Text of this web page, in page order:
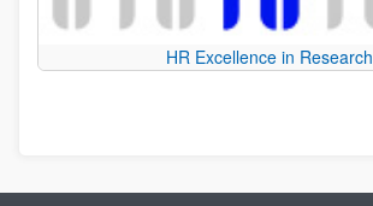
HR Excellence in Research